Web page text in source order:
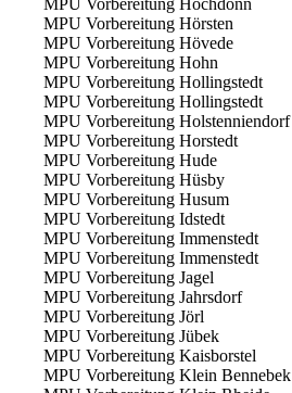
MPU Vorbereitung Hörsten
MPU Vorbereitung Hövede
MPU Vorbereitung Hohn
MPU Vorbereitung Hollingstedt
MPU Vorbereitung Hollingstedt
MPU Vorbereitung Holstenniendorf
MPU Vorbereitung Horstedt
MPU Vorbereitung Hude
MPU Vorbereitung Hüsby
MPU Vorbereitung Husum
MPU Vorbereitung Idstedt
MPU Vorbereitung Immenstedt
MPU Vorbereitung Immenstedt
MPU Vorbereitung Jagel
MPU Vorbereitung Jahrsdorf
MPU Vorbereitung Jörl
MPU Vorbereitung Jübek
MPU Vorbereitung Kaisborstel
MPU Vorbereitung Klein Bennebek